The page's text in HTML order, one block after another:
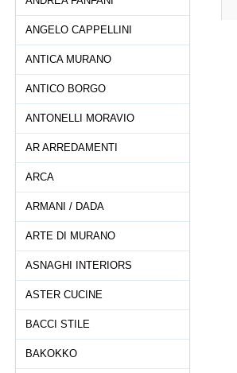
ANGELO CAPPELLINI
ANTICA MURANO
ANTICO BORGO
ANTONELLI MORAVIO
AR ARREDAMENTI
ARCA
ARMANI / DADA
ARTE DI MURANO
ASNAGHI INTERIORS
ASTER CUCINE
BACCI STILE
BAKOKKO